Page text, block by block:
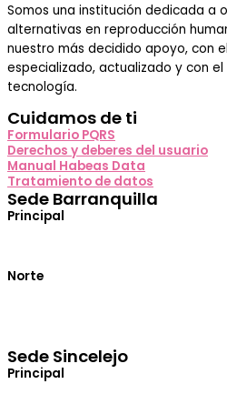
Somos una institución dedicada a
alternativas en reproducción
nuestro más decidido apoyo, con
especializado, actualizado y con
tecnología.
Cuidamos de ti
Formulario PQRS
Derechos y deberes del usuario
Manual Habeas Data
Tratamiento de datos
Sede Barranquilla
Principal
Norte
Sede Sincelejo
Principal